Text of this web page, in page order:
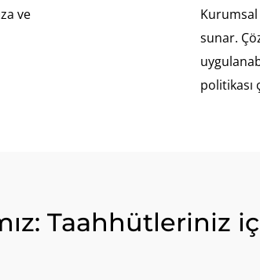
ve
sunar.
Taahhütleriniz